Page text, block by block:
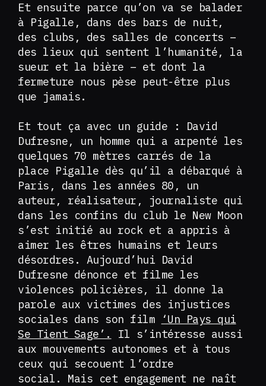
Et ensuite parce qu’on va se balader
à Pigalle, dans des bars de nuit,
des clubs, des salles de concerts –
des lieux qui sentent l’humanité, la
sueur et la bière – et dont la
fermeture nous pèse peut-être plus
que jamais.
Et tout ça avec un guide : David
Dufresne, un homme qui a arpenté les
quelques 70 mètres carrés de la
place Pigalle dès qu’il a débarqué à
Paris, dans les années 80, un
auteur, réalisateur, journaliste qui
dans les confins du club le New Moon
s’est initié au rock et a appris à
aimer les êtres humains et leurs
désordres. Aujourd’hui David
Dufresne dénonce et filme les
violences policières, il donne la
parole aux victimes des injustices
sociales dans son film
‘Un Pays qui
Se Tient Sage’.
Il s’intéresse aussi
aux mouvements autonomes et à tous
ceux qui secouent l’ordre
social. Mais cet engagement ne naît